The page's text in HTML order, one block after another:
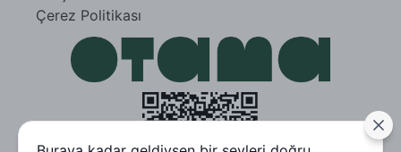
Çerez Politikası